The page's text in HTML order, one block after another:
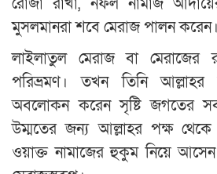
মুসলমানরা শবে মেরাজ পালন করেন।
লাইলাতুল মেরাজ বা মেরাজের
পরিভ্রমণ। তখন তিনি
অবলোকন করেন সৃষ্টি জগতের
উম্মতের জন্য আল্লাহর পক্ষ
ওয়াক্ত নামাজের হুকুম নিয়ে